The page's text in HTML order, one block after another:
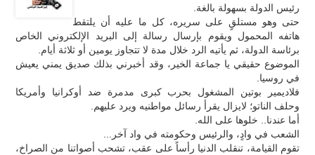
رئيس الدولة بسهولة بالغة.
حتى وهو مستلقٍ على سريره، كل ما عليه أن يلتقط
هاتفه المحمول ويقوم بإرسال رسالة إلى البريد الإلكتروني الخاص
برئاسة الدولة، ثم يأتيه الرد خلال مدة لا تتجاوز يومين أو ثلاثة أيام.
الموضوع حقيقي يا جماعة الخير، وقد أخبرني بذلك صديق يمني يعيش
في روسيا.
فلاديمير بوتين المشغول بحرب كبرى مدمرة ضد أوكرانيا وأمريكا
وحلف الناتو؛ لايزال يقرأ رسائل مواطنيه ويرد عليهم.
أما عندنا.. خلوها على الله.
الشعب في وادٍ، والرئيس وحكومته في واد آخر...
تقوم القيامة، تنقلب الدنيا رأساً على عقب، تشحب أصواتنا من الصراخ،